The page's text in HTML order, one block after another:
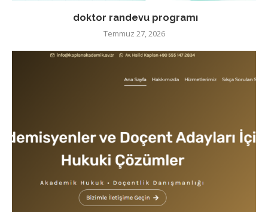
doktor randevu programı
Temmuz 27, 2026